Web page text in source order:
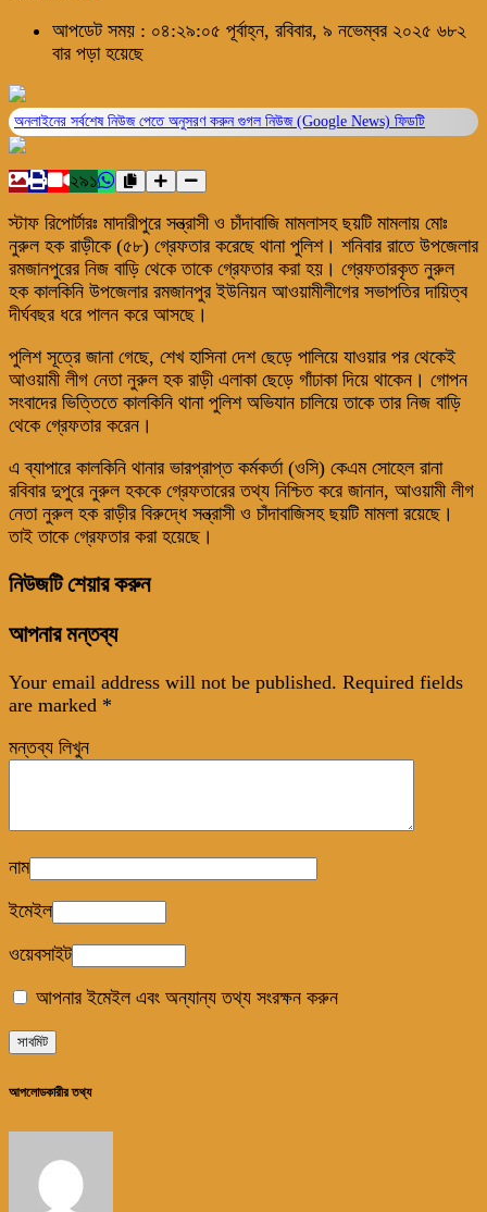
আপডেট সময় : ০৪:২৯:০৫ পূর্বাহ্ন, রবিবার, ৯ নভেম্বর ২০২৫ ৬৮২
বার পড়া হয়েছে
অনলাইনের সর্বশেষ নিউজ পেতে অনুসরণ করুন গুগল নিউজ (Google News) ফিডটি
২৯১
স্টাফ রিপোর্টারঃ মাদারীপুরে সন্ত্রাসী ও চাঁদাবাজি মামলাসহ ছয়টি মামলায় মোঃ
নুরুল হক রাড়ীকে (৫৮) গ্রেফতার করেছে থানা পুলিশ। শনিবার রাতে উপজেলার
রমজানপুরের নিজ বাড়ি থেকে তাকে গ্রেফতার করা হয়। গ্রেফতারকৃত নুরুল
হক কালকিনি উপজেলার রমজানপুর ইউনিয়ন আওয়ামীলীগের সভাপতির দায়িত্ব
দীর্ঘবছর ধরে পালন করে আসছে।
পুলিশ সূত্রে জানা গেছে, শেখ হাসিনা দেশ ছেড়ে পালিয়ে যাওয়ার পর থেকেই
আওয়ামী লীগ নেতা নুরুল হক রাড়ী এলাকা ছেড়ে গাঁঢাকা দিয়ে থাকেন। গোপন
সংবাদের ভিত্তিতে কালকিনি থানা পুলিশ অভিযান চালিয়ে তাকে তার নিজ বাড়ি
থেকে গ্রেফতার করেন।
এ ব্যাপারে কালকিনি থানার ভারপ্রাপ্ত কর্মকর্তা (ওসি) কেএম সোহেল রানা
রবিবার দুপুরে নুরুল হককে গ্রেফতারের তথ্য নিশ্চিত করে জানান, আওয়ামী লীগ
নেতা নুরুল হক রাড়ীর বিরুদ্ধে সন্ত্রাসী ও চাঁদাবাজিসহ ছয়টি মামলা রয়েছে।
তাই তাকে গ্রেফতার করা হয়েছে।
নিউজটি শেয়ার করুন
আপনার মন্তব্য
Your email address will not be published. Required fields
are marked *
মন্তব্য লিখুন
নাম
ইমেইল
ওয়েবসাইট
আপনার ইমেইল এবং অন্যান্য তথ্য সংরক্ষন করুন
আপলোডকারীর তথ্য